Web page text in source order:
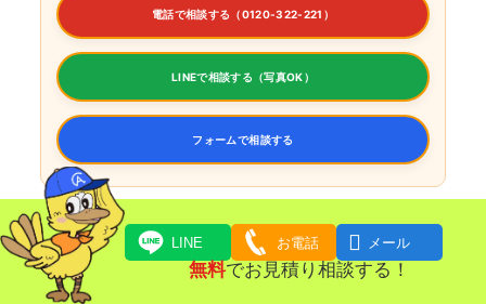
電話で相談する（0120-322-221）
LINEで相談する（写真OK）
フォームで相談する
各務原市で実際にご依頼いただいた事
例
LINE お電話  メール
無料でお見積り相談する！